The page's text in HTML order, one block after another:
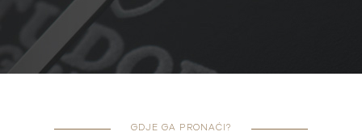
GDJE GA PRONAĆI?